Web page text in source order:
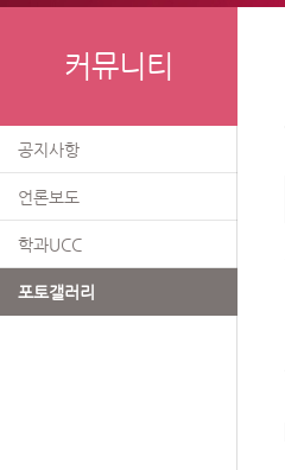
커뮤니티
공지사항
언론보도
학과UCC
포토갤러리